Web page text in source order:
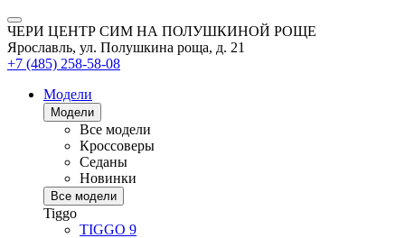
ЧЕРИ ЦЕНТР СИМ НА ПОЛУШКИНОЙ РОЩЕ
Ярославль, ул. Полушкина роща, д. 21
+7 (485) 258-58-08
Модели
Модели
Все модели
Кроссоверы
Седаны
Новинки
Все модели
Tiggo
TIGGO 9